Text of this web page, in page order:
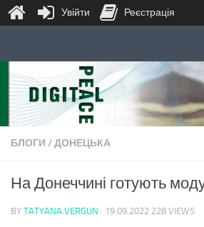
Skip to content
БЛОГИ /ДОНЕЦЬКА
На Донеччині готують
BY TATYANA.VERGUN · 19.09.2022 228 VIEWS
Увійти Реєстрація